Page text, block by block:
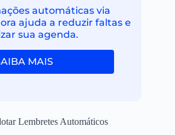
automáticas via
ajuda a reduzir faltas e
sua agenda.
MAIS
Lembretes Automáticos